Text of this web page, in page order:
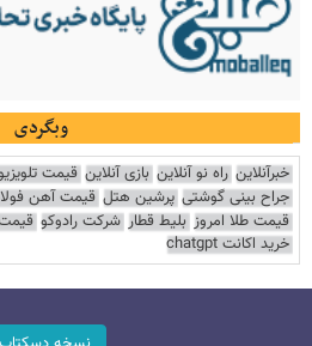
وبگردی
خبرآنلاین راه نو آنلاین بازی آنلاین قیمت
جراح بینی گوشتی پرشین هتل قیمت آهن فولاد
قیمت طلا امروز بلیط قطار شرکت رادوکو
خرید اکانت chatgpt